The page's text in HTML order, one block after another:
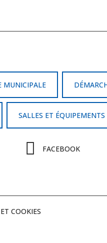
MUNICIPALE
SALLES ET ÉQUIPEMENTS
FACEBOOK
COOKIES